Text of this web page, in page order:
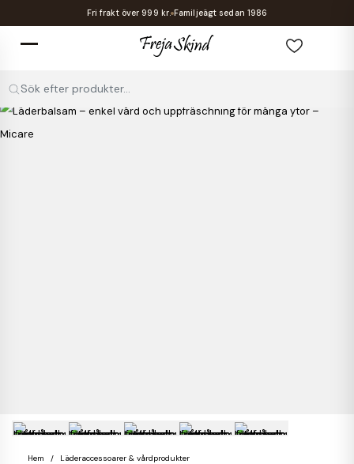
Fri frakt över 999 kr. Familjeägt sedan 1986
Sök efter produkter...
Hem Läderaccessoarer & vårdprodukter